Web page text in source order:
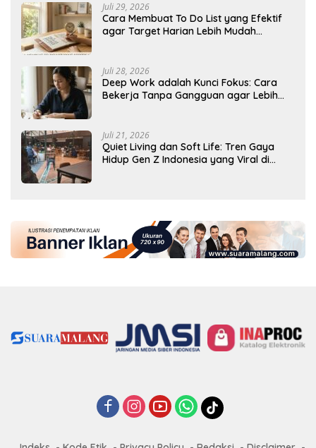
Juli 29, 2026
Cara Membuat To Do List yang Efektif
agar Target Harian Lebih Mudah
Juli 28, 2026
Deep Work adalah Kunci Fokus: Cara
Bekerja Tanpa Gangguan agar Lebih
Juli 21, 2026
Quiet Living dan Soft Life: Tren Gaya
Hidup Gen Z Indonesia yang Viral di